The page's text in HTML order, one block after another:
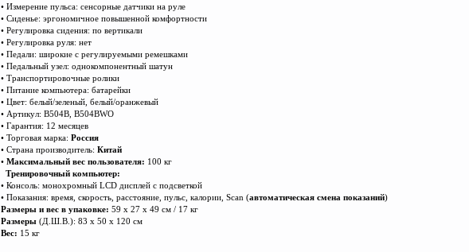
• Измерение пульса: сенсорные датчики на руле
• Сиденье: эргономичное повышенной комфортности
• Регулировка сидения: по вертикали
• Регулировка руля: нет
• Педали: широкие с регулируемыми ремешками
• Педальный узел: однокомпонентный шатун
• Транспортировочные ролики
• Питание компьютера: батарейки
• Цвет: белый/зеленый, белый/оранжевый
• Артикул: B504B, B504BWO
• Гарантия: 12 месяцев
• Торговая марка: Россия
• Страна производитель: Китай
• Максимальный вес пользователя: 100 кг
Тренировочный компьютер:
• Консоль: монохромный LCD дисплей с подсветкой
• Показания: время, скорость, расстояние, пульс, калории, Scan (автоматическая смена показаний)
Размеры и вес в упаковке: 59 х 27 х 49 см / 17 кг
Размеры (Д.Ш.В.): 83 х 50 х 120 см
Вес: 15 кг